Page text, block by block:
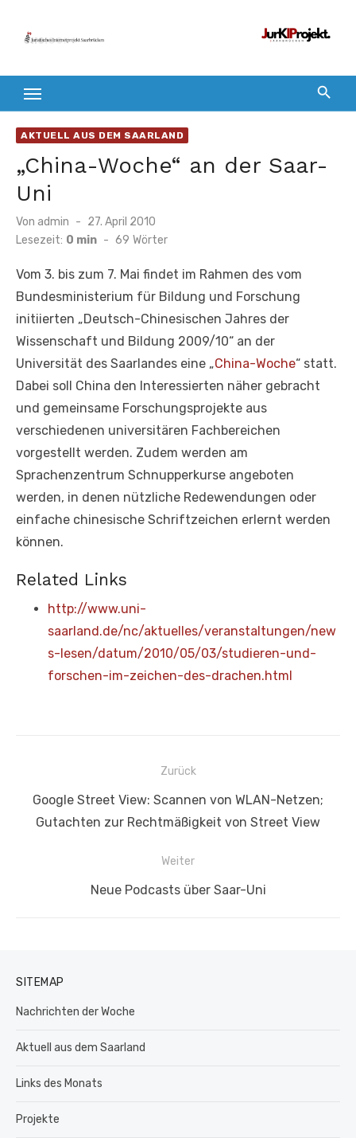
Inhalt
AKTUELL AUS DEM SAARLAND
„China-Woche“ an der Saar-
Uni
Von admin
Veröffentlicht
am
27. April 2010
Lesezeit: 0 min - 69 Wörter
Vom 3. bis zum 7. Mai findet im Rahmen des vom
Bundesministerium für Bildung und Forschung
initiierten „Deutsch-Chinesischen Jahres der
Wissenschaft und Bildung 2009/10“ an der
Universität des Saarlandes eine „China-Woche“ statt.
Dabei soll China den Interessierten näher gebracht
und gemeinsame Forschungsprojekte aus
verschiedenen universitären Fachbereichen
vorgestellt werden. Zudem werden am
Sprachenzentrum Schnupperkurse angeboten
werden, in denen nützliche Redewendungen oder
einfache chinesische Schriftzeichen erlernt werden
können.
Related Links
http://www.uni-
saarland.de/nc/aktuelles/veranstaltungen/new
s-lesen/datum/2010/05/03/studieren-und-
forschen-im-zeichen-des-drachen.html
Beitragsnavigation
Zurück
Vorheriger
Beitrag:
Google Street View: Scannen von WLAN-Netzen;
Gutachten zur Rechtmäßigkeit von Street View
Weiter
Nächster
Neue Podcasts über Saar-Uni
SITEMAP
Nachrichten der Woche
Aktuell aus dem Saarland
Links des Monats
Projekte